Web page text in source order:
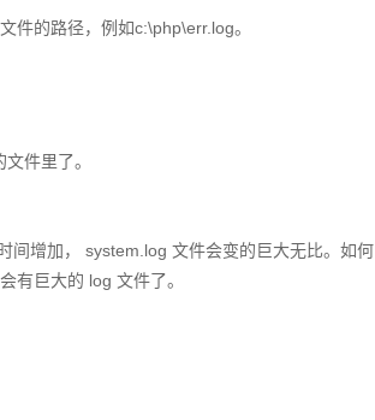
件的路径，例如c:\php\err.log。
件里了。
间增加， system.log 文件会变的巨大无比。如何
有巨大的 log 文件了。